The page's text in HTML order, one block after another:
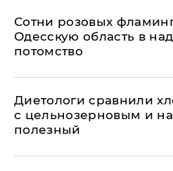
Сотни розовых
Одесскую область в
потомство
Диетологи сравнили
с цельнозерновым и
полезный